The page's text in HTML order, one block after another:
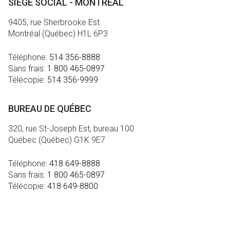
SIÈGE SOCIAL - MONTRÉAL
9405, rue Sherbrooke Est
Montréal (Québec) H1L 6P3
Téléphone: 514 356-8888
Sans frais: 1 800 465-0897
Télécopie: 514 356-9999
BUREAU DE QUÉBEC
320, rue St-Joseph Est, bureau 100
Québec (Québec) G1K 9E7
Téléphone: 418 649-8888
Sans frais: 1 800 465-0897
Télécopie: 418 649-8800